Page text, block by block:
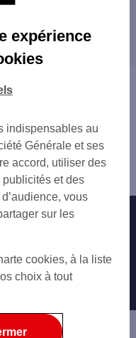
SAIN
BD DE LA MARNE
contacter
expérience
indispensables au
Générale et ses
accord, utiliser des
et des
vous
sur les
cookies, à la liste
choix à tout